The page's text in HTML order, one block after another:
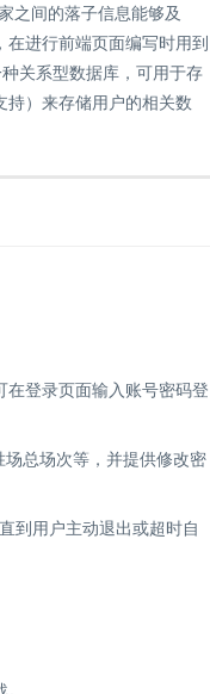
之间的落子信息能够及
进行前端页面编写时用到
关系型数据库，可用于存
）来存储用户的相关数
在登录页面输入账号密码登
总场次等，并提供修改密
到用户主动退出或超时自